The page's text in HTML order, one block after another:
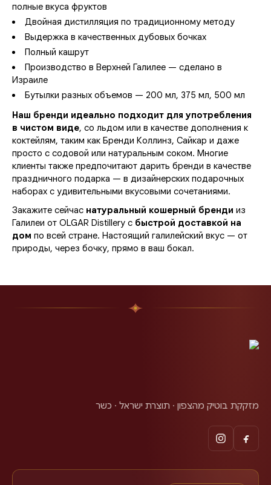
полные вкуса фруктов
Двойная дистилляция по традиционному методу
Выдержка в качественных дубовых бочках
Полный кашрут
Производство в Верхней Галилее — сделано в
Израиле
Бутылки разных объемов — 200 мл, 375 мл, 500 мл
Наш бренди идеально подходит для употребления
в чистом виде, со льдом или в качестве дополнения к
коктейлям, таким как Бренди Коллинз, Сайкар и даже
просто с содовой или натуральным соком. Многие
клиенты также предпочитают дарить бренди в качестве
праздничного подарка — в дизайнерских подарочных
наборах с удивительными вкусовыми сочетаниями.
Закажите сейчас натуральный кошерный бренди из
Галилеи от OLGAR Distillery с быстрой доставкой на
дом по всей стране. Настоящий галилейский вкус — от
природы, через бочку, прямо в ваш бокал.
מזקקת בוטיק מהצפון · תוצרת ישראל · כשר